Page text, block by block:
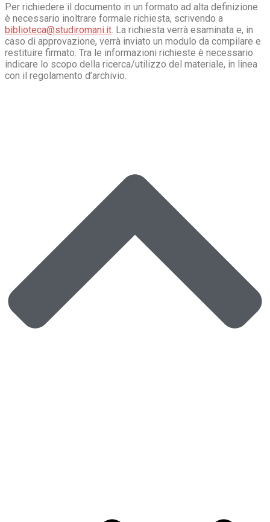
Per richiedere il documento in un formato ad alta definizione
è necessario inoltrare formale richiesta, scrivendo a
biblioteca@studiromani.it. La richiesta verrà esaminata e, in
caso di approvazione, verrà inviato un modulo da compilare e
restituire firmato. Tra le informazioni richieste è necessario
indicare lo scopo della ricerca/utilizzo del materiale, in linea
con il regolamento d’archivio.